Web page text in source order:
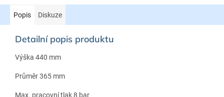
Popis Diskuze
Detailní popis produktu
Výška 440 mm
Průměr 365 mm
Max. pracovní tlak 8 bar